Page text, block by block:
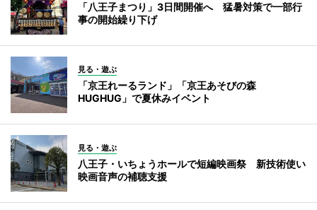
「八王子まつり」3日間開催へ 猛暑対策で一部行
事の開始繰り下げ
見る・遊ぶ
「京王れーるランド」「京王あそびの森
HUGHUG」で夏休みイベント
見る・遊ぶ
八王子・いちょうホールで短編映画祭 新技術使い
映画音声の補聴支援